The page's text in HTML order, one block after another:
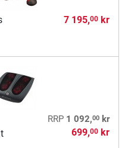
7 195,00kr
RRP 1 092,00kr
699,00kr